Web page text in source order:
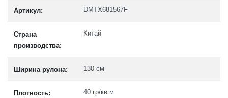
Артикул: DMTX681567F
Страна
производства:
Китай
Ширина рулона: 130 см
Плотность: 40 гр/кв.м